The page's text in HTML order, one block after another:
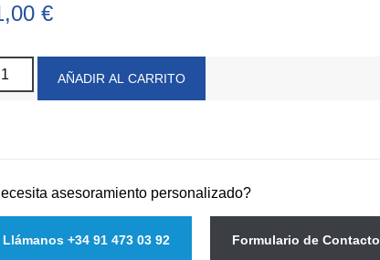
€
AÑADIR AL CARRITO
asesoramiento personalizado?
Llámanos +34 91 473 03 92 Formulario de Contacto